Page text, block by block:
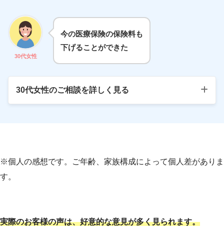
他にも、積み立てができる保険を１０社から選
んでもらって、将来の積立額をシミュレーショ
ンしてもらえたりしてとてもわかりやすかった
です。
引用元：学資保険の無料相談サイト「ガーデン」
大丈夫ですよ！」とおおらかに対応してくださ
いました。
おかげで学資保険のことをじっくり検討できま
ださり助かりました。
く知らなくて、それだけでも今日来てもらって
きます。
30代女性
今の医療保険の保険料も
下げることができた
30代女性のご相談を詳しく見る
た。どんな人が来るのか不安でしたがお会いし
子供の学資保険を考えていたので出費が増える
※個人の感想です。ご年齢、家族構成によって個人差がありま
す。
実際のお客様の声は、好意的な意見が多く見られます。